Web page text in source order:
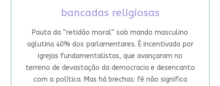
bancadas religiosas
Pauta da “retidão moral” sob mando masculino
aglutina 40% dos parlamentares. É incentivada por
igrejas fundamentalistas, que avançaram no
terreno de devastação da democracia e desencanto
com a política. Mas há brechas: fé não significa